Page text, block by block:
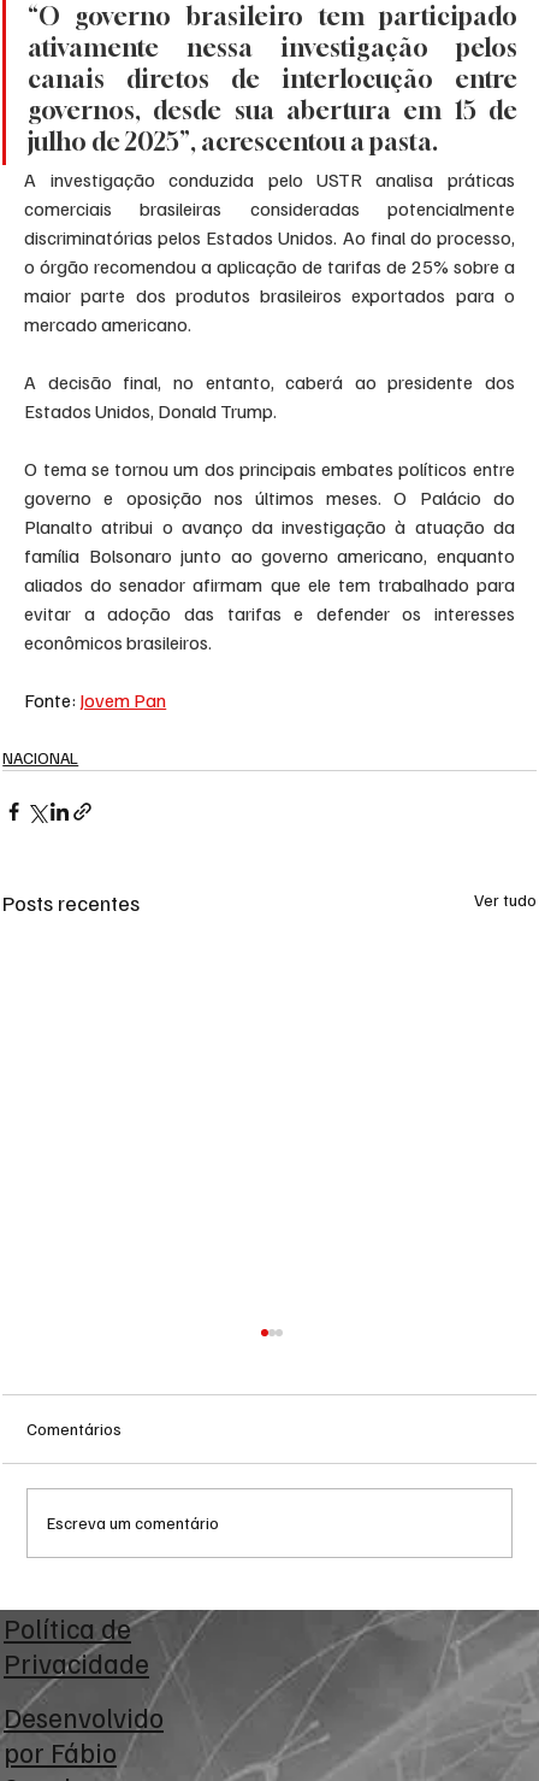
“O governo brasileiro tem participado
ativamente nessa investigação pelos
canais diretos de interlocução entre
governos, desde sua abertura em 15 de
julho de 2025”, acrescentou a pasta.
A investigação conduzida pelo USTR analisa práticas
comerciais brasileiras consideradas potencialmente
discriminatórias pelos Estados Unidos. Ao final do processo,
o órgão recomendou a aplicação de tarifas de 25% sobre a
maior parte dos produtos brasileiros exportados para o
mercado americano.
A decisão final, no entanto, caberá ao presidente dos
Estados Unidos, Donald Trump.
O tema se tornou um dos principais embates políticos entre
governo e oposição nos últimos meses. O Palácio do
Planalto atribui o avanço da investigação à atuação da
família Bolsonaro junto ao governo americano, enquanto
aliados do senador afirmam que ele tem trabalhado para
evitar a adoção das tarifas e defender os interesses
econômicos brasileiros.
Fonte: Jovem Pan
NACIONAL
Posts recentes Ver tudo
Zema declara R$ 178,7 milhões ao TSE e
registra alta patrimonial antes de disputa
presidencial
Comentários
Escreva um comentário
Política de
Privacidade
Desenvolvido
por Fábio